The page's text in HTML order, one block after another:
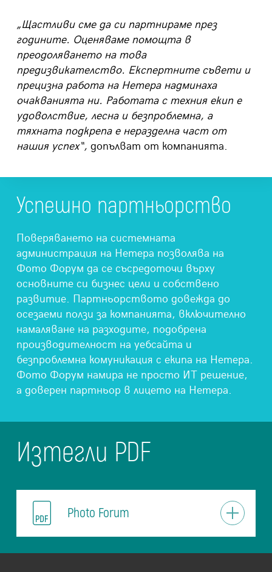
„Щастливи сме да си партнираме през
годините. Оценяваме помощта в
преодоляването на това
предизвикателство. Експертните съвети и
прецизна работа на Нетера надминаха
очакванията ни. Работата с техния екип е
удоволствие, лесна и безпроблемна, а
тяхната подкрепа е неразделна част от
нашия успех“, допълват от компанията.
Успешно партньорство
Поверяването на системната
администрация на Нетера позволява на
Фото Форум да се съсредоточи върху
основните си бизнес цели и собствено
развитие. Партньорството довежда до
осезаеми ползи за компанията, включително
намаляване на разходите, подобрена
производителност на уебсайта и
безпроблемна комуникация с екипа на Нетера.
Фото Форум намира не просто ИТ решение,
а доверен партньор в лицето на Нетера.
Изтегли PDF
Photo Forum